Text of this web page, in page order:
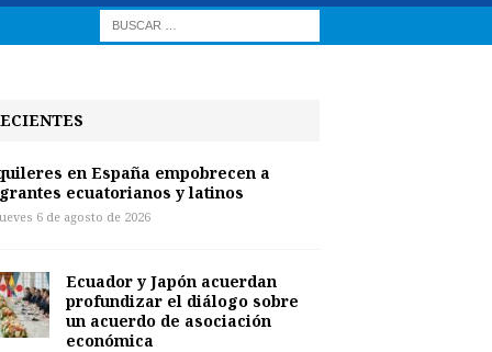
en España empobrecen a
ecuatorianos y latinos
6 de agosto de 2026
Ecuador y Japón acuerdan
profundizar el diálogo sobre
un acuerdo de asociación
económica